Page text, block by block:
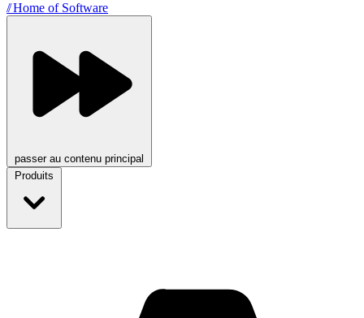
//Home of Software
passer au contenu principal
Produits